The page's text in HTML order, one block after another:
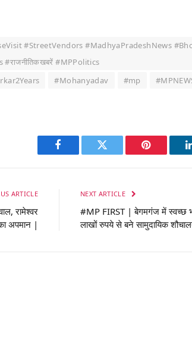
#StreetVendors #MadhyaPradeshNews
#MPPolitics
#Mohanyadav #mp
Facebook Twitter Pinterest
ARTICLE
रामेश्वर
अपमान |
NEXT ARTICLE
#MP FIRST | बेगमगंज में स्वच्छ
लाखों रुपये से बने सामुदायिक